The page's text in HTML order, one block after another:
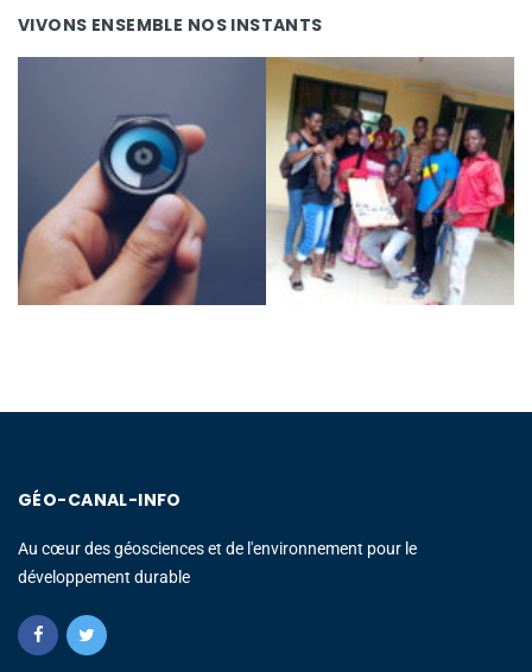
VIVONS ENSEMBLE NOS INSTANTS
GÉO-CANAL-INFO
Au cœur des géosciences et de l'environnement pour le
développement durable